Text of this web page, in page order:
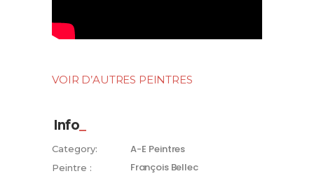
VOIR D’AUTRES PEINTRES
Info
Category: A-E Peintres
Peintre : François Bellec